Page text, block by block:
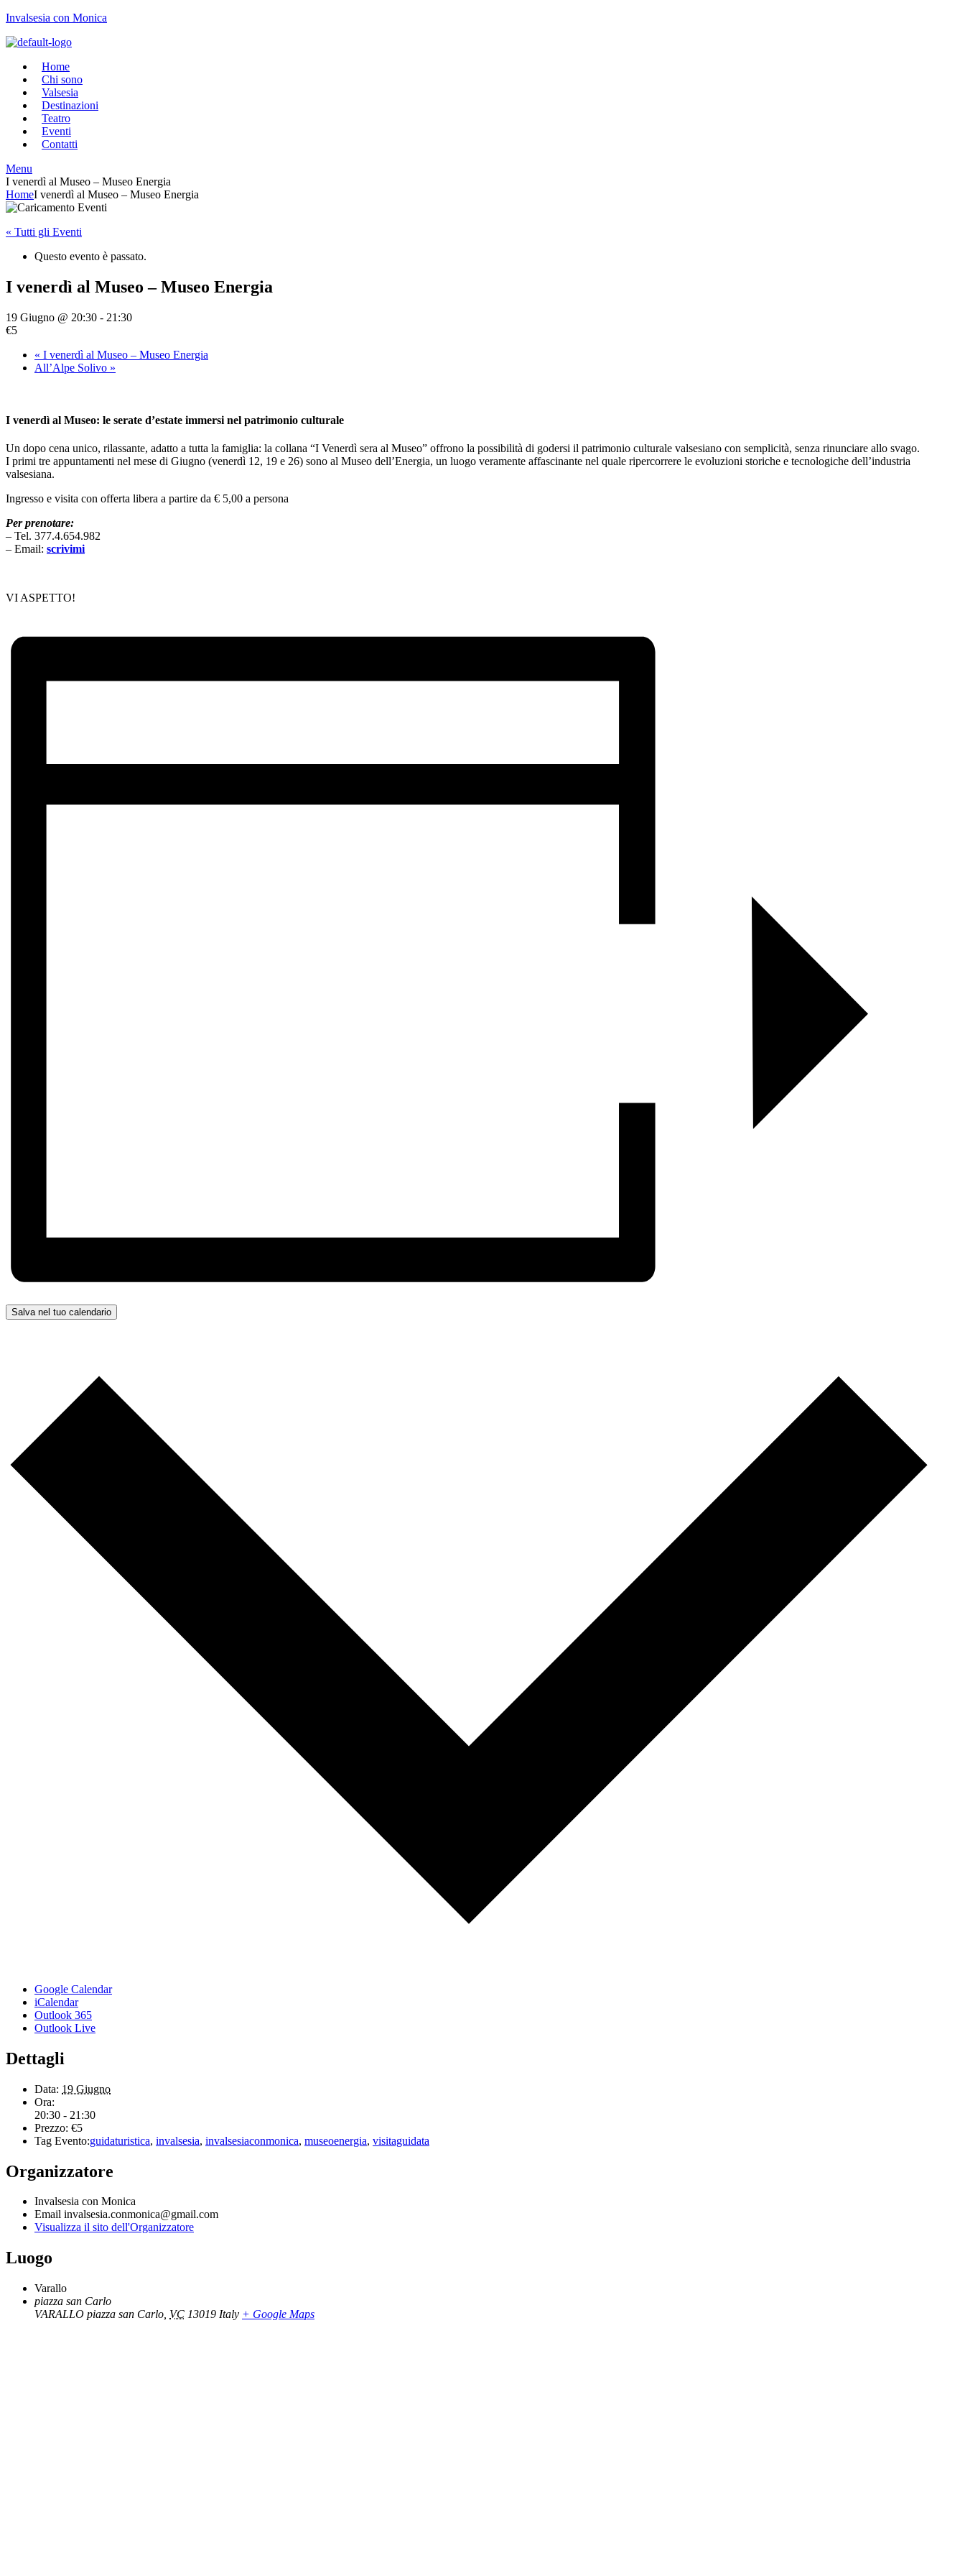
Invalsesia con Monica
Home
Chi sono
Valsesia
Destinazioni
Teatro
Eventi
Contatti
Menu
I venerdì al Museo – Museo Energia
HomeI venerdì al Museo – Museo Energia
« Tutti gli Eventi
Questo evento è passato.
I venerdì al Museo – Museo Energia
19 Giugno @ 20:30 - 21:30
€5
« I venerdì al Museo – Museo Energia
All’Alpe Solivo »
I venerdì al Museo: le serate d’estate immersi nel patrimonio culturale
Un dopo cena unico, rilassante, adatto a tutta la famiglia: la collana “I Venerdì sera al Museo” offrono la possibilità di godersi il patrimonio culturale valsesiano con semplicità, senza rinunciare allo svago.
I primi tre appuntamenti nel mese di Giugno (venerdì 12, 19 e 26) sono al Museo dell’Energia, un luogo veramente affascinante nel quale ripercorrere le evoluzioni storiche e tecnologiche dell’industria
valsesiana.
Ingresso e visita con offerta libera a partire da € 5,00 a persona
Per prenotare:
– Tel. 377.4.654.982
– Email: scrivimi
VI ASPETTO!
Salva nel tuo calendario
Google Calendar
iCalendar
Outlook 365
Outlook Live
Dettagli
Data: 19 Giugno
Ora:
20:30 - 21:30
Prezzo: €5
Tag Evento:guidaturistica, invalsesia, invalsesiaconmonica, museoenergia, visitaguidata
Organizzatore
Invalsesia con Monica
Email invalsesia.conmonica@gmail.com
Visualizza il sito dell'Organizzatore
Luogo
Varallo
piazza san Carlo
VARALLO piazza san Carlo VC 13019 Italy + Google Maps